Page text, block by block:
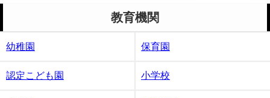
教育機関
幼稚園 保育園
認定こども園 小学校